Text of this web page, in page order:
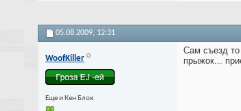
05.08.2009, 12:31
WoofKiller
Еще и Кен Блок
Сам съезд
прыжок...